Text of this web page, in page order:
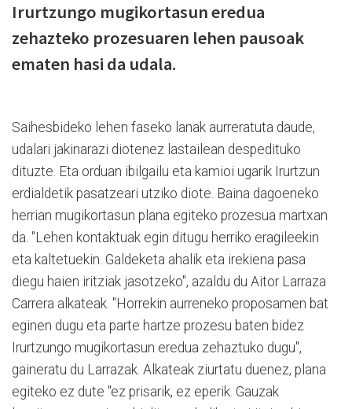
Irurtzungo mugikortasun eredua
zehazteko prozesuaren lehen pausoak
ematen hasi da udala.
Saihesbideko lehen faseko lanak aurreratuta daude,
udalari jakinarazi diotenez lastailean despedituko
dituzte. Eta orduan ibilgailu eta kamioi ugarik Irurtzun
erdialdetik pasatzeari utziko diote. Baina dagoeneko
herrian mugikortasun plana egiteko prozesua martxan
da. ″Lehen kontaktuak egin ditugu herriko eragileekin
eta kaltetuekin. Galdeketa ahalik eta irekiena pasa
diegu haien iritziak jasotzeko″, azaldu du Aitor Larraza
Carrera alkateak. ″Horrekin aurreneko proposamen bat
eginen dugu eta parte hartze prozesu baten bidez
Irurtzungo mugikortasun eredua zehaztuko dugu″,
gaineratu du Larrazak. Alkateak ziurtatu duenez, plana
egiteko ez dute ″ez prisarik, ez eperik. Gauzak